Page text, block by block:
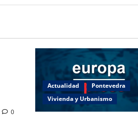
0
Actualidad
Pontevedra
Vivienda y Urbanismo